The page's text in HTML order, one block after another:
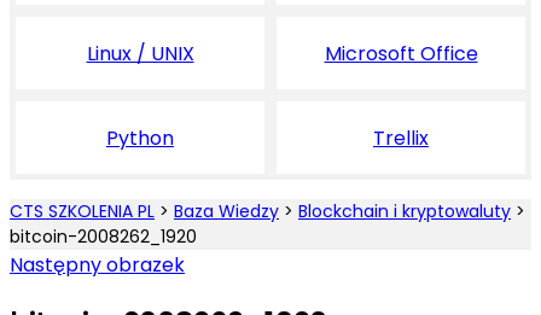
Linux / UNIX Microsoft Office
Python Trellix
CTS SZKOLENIA PL > Baza Wiedzy > Blockchain i kryptowaluty >
bitcoin-2008262_1920
Następny obrazek